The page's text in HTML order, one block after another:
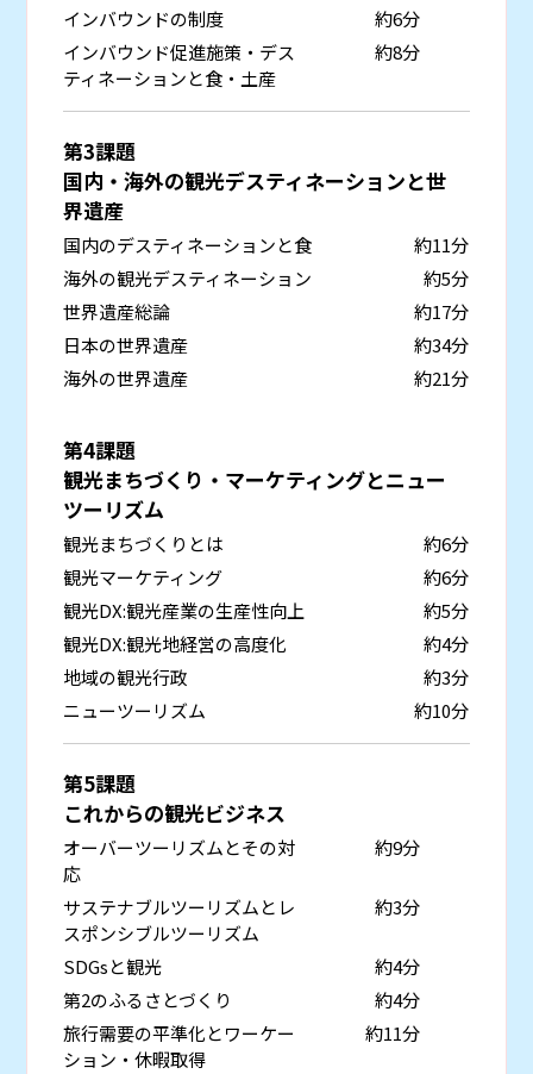
インバウンドの制度
約6分
インバウンド促進施策・デス
ティネーションと食・土産
約8分
第3課題
国内・海外の観光デスティネーションと世
界遺産
国内のデスティネーションと食
約11分
海外の観光デスティネーション
約5分
世界遺産総論
約17分
日本の世界遺産
約34分
海外の世界遺産
約21分
第4課題
観光まちづくり・マーケティングとニュー
ツーリズム
観光まちづくりとは
約6分
観光マーケティング
約6分
観光DX:観光産業の生産性向上
約5分
観光DX:観光地経営の高度化
約4分
地域の観光行政
約3分
ニューツーリズム
約10分
第5課題
これからの観光ビジネス
オーバーツーリズムとその対
応
約9分
サステナブルツーリズムとレ
スポンシブルツーリズム
約3分
SDGsと観光
約4分
第2のふるさとづくり
約4分
旅行需要の平準化とワーケー
ション・休暇取得
約11分